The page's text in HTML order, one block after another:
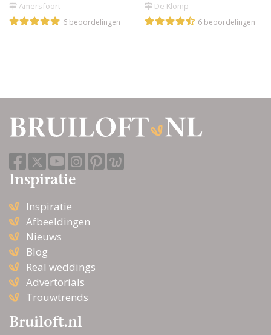
Amersfoort
6 beoordelingen
De Klomp
6 beoordelingen
Inspiratie
Inspiratie
Afbeeldingen
Nieuws
Blog
Real weddings
Advertorials
Trouwtrends
Bruiloft.nl